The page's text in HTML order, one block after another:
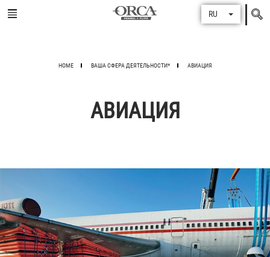
Поиск
по
RU
HOME ВАША СФЕРА ДЕЯТЕЛЬНОСТИ* АВИАЦИЯ
АВИАЦИЯ